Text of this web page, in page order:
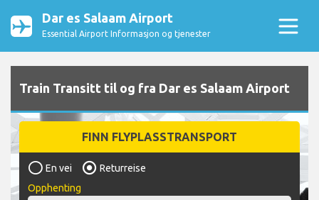
Dar es Salaam Airport
Essential Airport Informasjon og tjenester
Train Transitt til og fra Dar es Salaam Airport
FINN FLYPLASSTRANSPORT
En vei
Returreise
Opphenting